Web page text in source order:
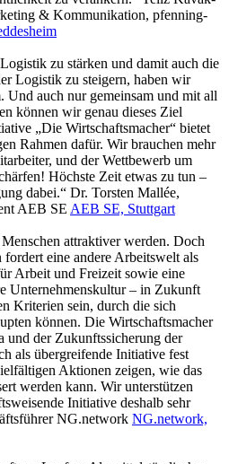
& Kommunikation, pfenning-
zu stärken und damit auch die
Logistik zu steigern, haben wir
Und auch nur gemeinsam und mit all
können wir genau dieses Ziel
„Die Wirtschaftsmacher“ bietet
Rahmen dafür. Wir brauchen mehr
und der Wettbewerb um
Höchste Zeit etwas zu tun –
dabei.“ Dr. Torsten Mallée,
AEB SE AEB SE, Stuttgart
attraktiver werden. Doch
eine andere Arbeitswelt als
Arbeit und Freizeit sowie eine
Unternehmenskultur – in Zukunft
Kriterien sein, durch die sich
können. Die Wirtschaftsmacher
und der Zukunftssicherung der
als übergreifende Initiative fest
Aktionen zeigen, wie das
werden kann. Wir unterstützen
Initiative deshalb sehr
NG.network NG.network,